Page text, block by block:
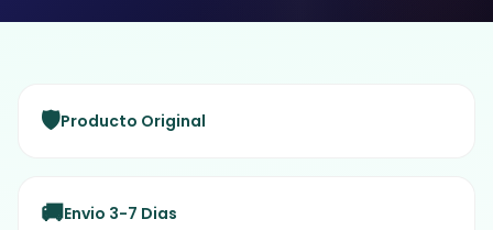
🛡️Producto Original
🚚Envio 3-7 Dias